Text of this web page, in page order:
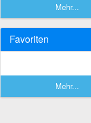
Mehr...
Favoriten
Mehr...